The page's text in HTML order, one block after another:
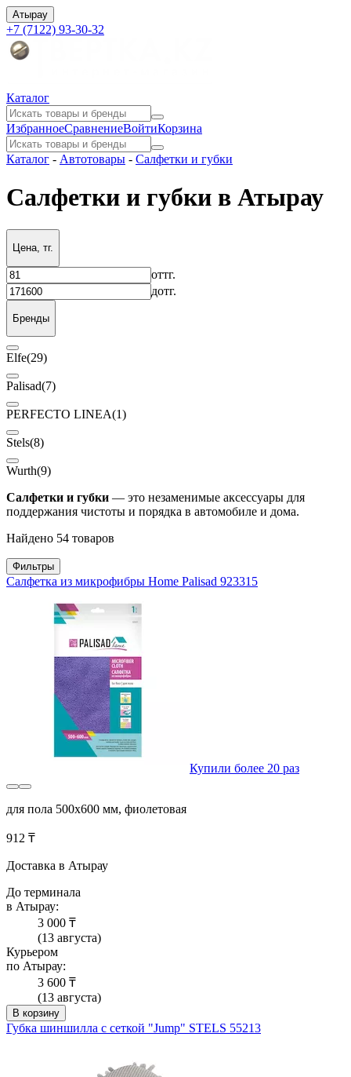
Атырау
+7 (7122) 93-30-32
Каталог
ИзбранноеСравнениеВойтиКорзина
Каталог - Автотовары - Салфетки и губки
Салфетки и губки в Атырау
Цена, тг.
оттг.
дотг.
Бренды
Elfe(29)
Palisad(7)
PERFECTO LINEA(1)
Stels(8)
Wurth(9)
Салфетки и губки — это незаменимые аксессуары для
поддержания чистоты и порядка в автомобиле и дома.
Найдено 54 товаров
Фильтры
Салфетка из микрофибры Home Palisad 923315
Купили более 20 раз
для пола 500x600 мм, фиолетовая
912 ₸
Доставка в Атырау
До терминала
в Атырау:
3 000 ₸
(13 августа)
Курьером
по Атырау:
3 600 ₸
(13 августа)
В корзину
Губка шиншилла с сеткой "Jump" STELS 55213